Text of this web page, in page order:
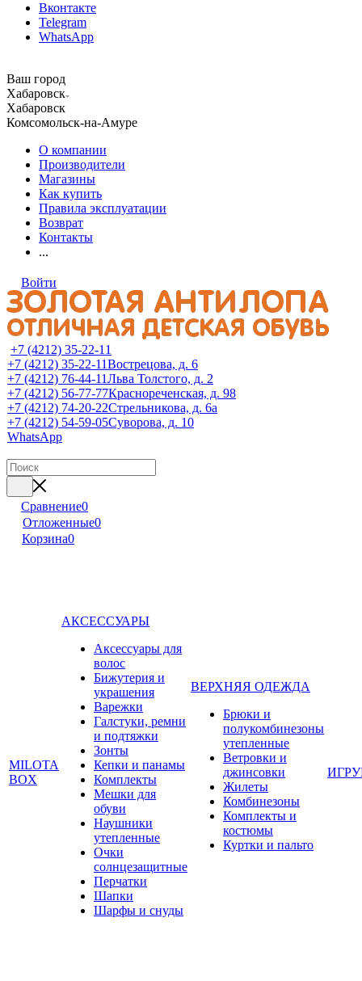
Вконтакте
Telegram
WhatsApp
Ваш город
Хабаровск
Хабаровск
Комсомольск-на-Амуре
О компании
Производители
Магазины
Как купить
Правила эксплуатации
Возврат
Контакты
...
Войти
+7 (4212) 35-22-11
+7 (4212) 35-22-11Вострецова, д. 6
+7 (4212) 76-44-11Льва Толстого, д. 2
+7 (4212) 56-77-77Краснореченская, д. 98
+7 (4212) 74-20-22Стрельникова, д. 6а
+7 (4212) 54-59-05Суворова, д. 10
WhatsApp
Сравнение0
Отложенные0
Корзина0
MILOTA
BOX
АКСЕССУАРЫ
Аксессуары для
волос
Бижутерия и
украшения
Варежки
Галстуки, ремни
и подтяжки
Зонты
Кепки и панамы
Комплекты
Мешки для
обуви
Наушники
утепленные
Очки
солнцезащитные
Перчатки
Шапки
Шарфы и снуды
ВЕРХНЯЯ ОДЕЖДА
Брюки и
полукомбинезоны
утепленные
Ветровки и
джинсовки
Жилеты
Комбинезоны
Комплекты и
костюмы
Куртки и пальто